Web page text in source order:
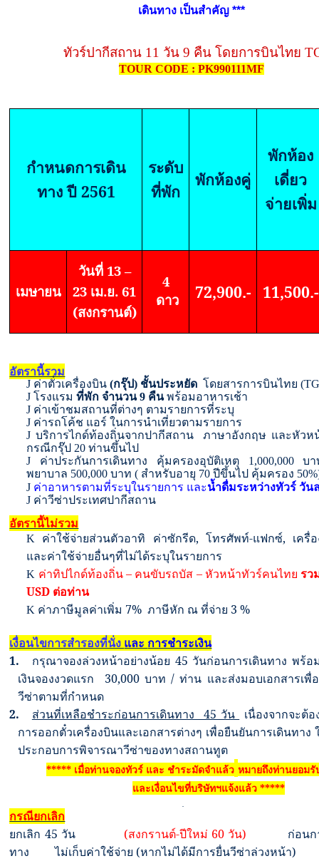
เดินทาง เป็นสำคัญ ***
ทัวร์ปากีสถาน 11 วัน 9 คืน โดยการบินไทย
TOUR CODE : PK990111MF
กำหนดการเดิน
ทาง ปี 2561
ระดับ
ที่พัก
พักห้องคู่
พักห้อง
เดี่ยว
จ่ายเพิ่ม
เมษายน
วันที่ 13 –
23 เม.ย. 61
(สงกรานต์)
4
ดาว
72,900.- 11,500.-
อัตรานี้รวม
J ค่าตั๋วเครื่องบิน(กรุ๊ป) ชั้นประหยัด โดยสารการบินไทย (
J โรงแรมที่พัก จำนวน9 คืนพร้อมอาหารเช้า
J ค่าเข้าชมสถานที่ต่างๆ ตามรายการที่ระบุ
J ค่ารถโค้ช แอร์ ในการนำเที่ยวตามรายการ
J บริการไกด์ท้องถิ่นจากปากีสถาน ภาษาอังกฤษ และหัวห
กรณีกรุ๊ป 20 ท่านขึ้นไป
J ค่าประกันการเดินทาง คุ้มครองอุบัติเหตุ 1,000,000บ
พยาบาล 500,000 บาท ( สำหรับอายุ 70 ปีขึ้นไป คุ้มครอง
J ค่าอาหารตามที่ระบุในรายการ และน้ำดื่มระหว่างทัวร์ วั
J ค่าวีซ่าประเทศปากีสถาน
อัตรานี้ไม่รวม
K ค่าใช้จ่ายส่วนตัวอาทิ ค่าซักรีด, โทรศัพท์-แฟกซ์, เครื่
และค่าใช้จ่ายอื่นๆที่ไม่ได้ระบุในรายการ
K ค่าทิปไกด์ท้องถิ่น – คนขับรถบัส –หัวหน้าทัวร์คนไทย รว
USD ต่อท่าน
K ค่าภาษีมูลค่าเพิ่ม 7%ภาษีหัก ณ ที่จ่าย 3%
เงื่อนไขการสำรองที่นั่ง และ การชำระเงิน
1.
กรุณาจองล่วงหน้าอย่างน้อย 45 วันก่อนการเดินทาง พร้อ
เงินจองงวดแรก 30,000บาท / ท่าน และส่งมอบเอกสารเพื่
วีซ่าตามที่กำหนด
2.
ส่วนที่เหลือชำระก่อนการเดินทาง 45 วัน
เนื่องจากจะต้อ
การออกตั๋วเครื่องบินและเอกสารต่างๆ เพื่อยืนยันการเดินทาง
ประกอบการพิจารณาวีซ่าของทางสถานทูต
***** เมื่อท่านจองทัวร์ และ ชำระมัดจำแล้ว หมายถึงท่านยอม
และเงื่อนไขที่บริษัทฯแจ้งแล้ว *****
กรณียกเลิก
ยกเลิก 45 วัน (สงกรานต์-ปีใหม่ 60 วัน) ก่อนกา
ทาง
ไม่เก็บค่าใช้จ่าย (หากไม่ได้มีการยื่นวีซ่าล่วงหน้า)